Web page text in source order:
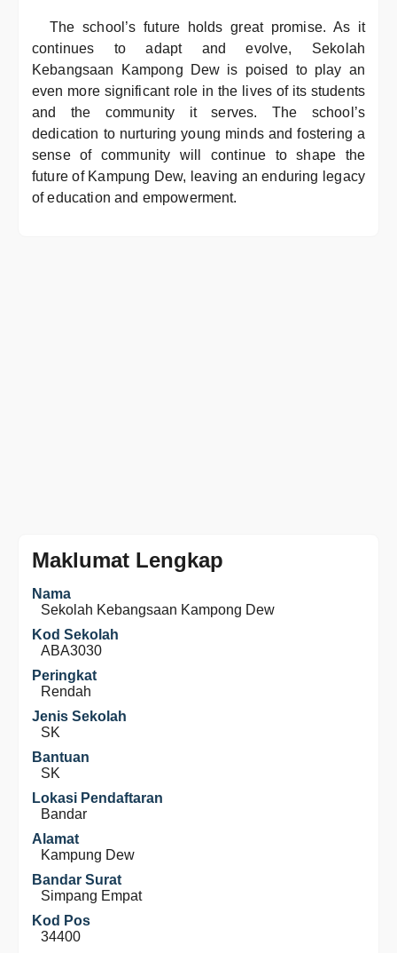
The school’s future holds great promise. As it
continues to adapt and evolve, Sekolah
Kebangsaan Kampong Dew is poised to play an
even more significant role in the lives of its students
and the community it serves. The school’s
dedication to nurturing young minds and fostering a
sense of community will continue to shape the
future of Kampung Dew, leaving an enduring legacy
of education and empowerment.
Maklumat Lengkap
Nama
Sekolah Kebangsaan Kampong Dew
Kod Sekolah
ABA3030
Peringkat
Rendah
Jenis Sekolah
SK
Bantuan
SK
Lokasi Pendaftaran
Bandar
Alamat
Kampung Dew
Bandar Surat
Simpang Empat
Kod Pos
34400